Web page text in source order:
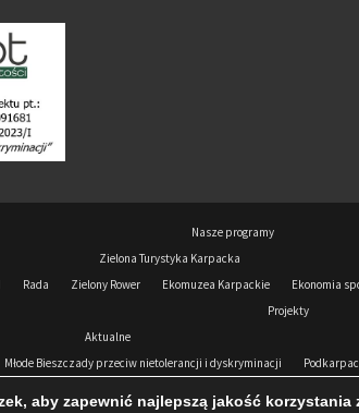
Rada
Nasze programy
Zielona Turystyka Karpacka
Zielony Rower
Ekomuzea Karpackie Ekonomia
Projekty
Aktualne
Młode Bieszczady przeciw nietolerancji i dyskryminacji
aby zapewnić najlepszą jakość korzystania